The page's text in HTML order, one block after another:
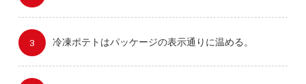
冷凍ポテトはパッケージの表示通りに温める。